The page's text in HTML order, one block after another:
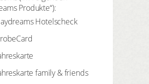
Produkte“):
Hotelscheck
family & friends